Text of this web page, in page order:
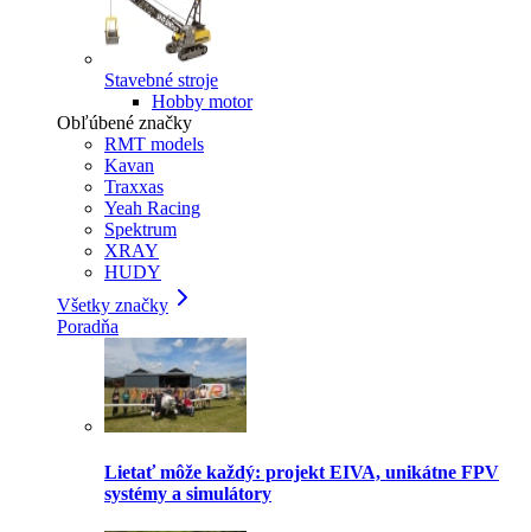
Stavebné stroje
Hobby motor
Obľúbené značky
RMT models
Kavan
Traxxas
Yeah Racing
Spektrum
XRAY
HUDY
Všetky značky
Poradňa
Lietať môže každý: projekt EIVA, unikátne FPV
systémy a simulátory